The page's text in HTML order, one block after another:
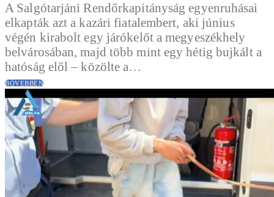
A Salgótarjáni Rendőrkapitányság egyenruhásai
elkapták azt a kazári fiatalembert, aki június
végén kirabolt egy járókelőt a megyeszékhely
belvárosában, majd több mint egy hétig bujkált a
hatóság elől – közölte a…
BŐVEBBEN